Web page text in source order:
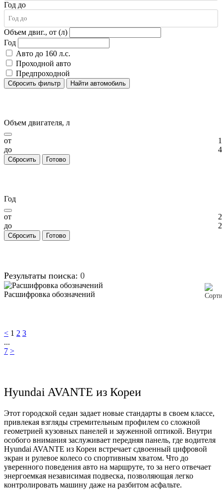
Год до
Объем двиг., от (л)
Год
Авто до 160 л.с.
Проходной авто
Предпроходной
Сбросить фильтр Найти автомобиль
Объем двигателя, л
от
до
Сбросить Готово
Год
от
до
Сбросить Готово
Результаты поиска: 0
Расшифровка обозначений
< 1 2 3
...
7 >
Hyundai AVANTE из Кореи
Этот городской седан задает новые стандарты в своем классе,
привлекая взгляды стремительным профилем со сложной
геометрией кузовных панелей и зауженной оптикой. Внутри
особого внимания заслуживает передняя панель, где водителя
Hyundai AVANTE из Кореи встречает сдвоенный цифровой
экран и рулевое колесо со спортивным хватом. Что до
уверенного поведения авто на маршруте, то за него отвечает
энергоемкая независимая подвеска, позволяющая легко
контролировать машину даже на разбитом асфальте.